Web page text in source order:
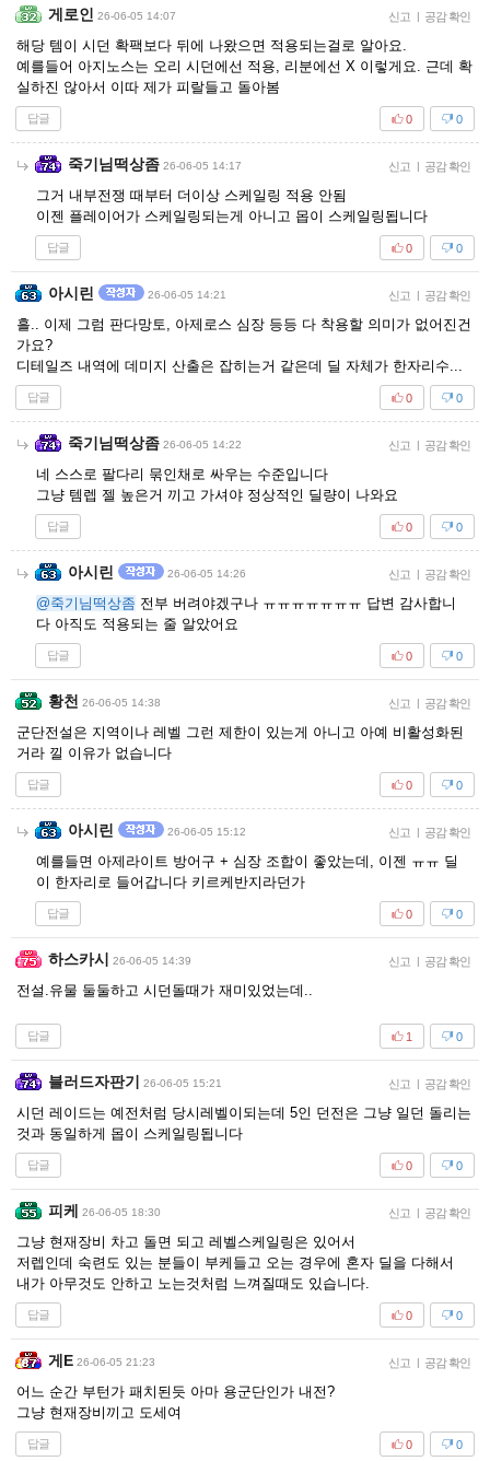
게로인 26-06-05 14:07 신고 | 공감 확인
해당 템이 시던 확팩보다 뒤에 나왔으면 적용되는걸로 알아요.
예를들어 아지노스는 오리 시던에선 적용, 리분에선 X 이렇게요. 근데 확
실하진 않아서 이따 제가 피랄들고 돌아봄
답글 0
0
죽기님떡상좀 26-06-05 14:17 신고 | 공감 확인
그거 내부전쟁 때부터 더이상 스케일링 적용 안됨
이젠 플레이어가 스케일링되는게 아니고 몹이 스케일링됩니다
답글 0
0
아시린 26-06-05 14:21 신고 | 공감 확인
흘.. 이제 그럼 판다망토, 아제로스 심장 등등 다 착용할 의미가 없어진건
가요?
디테일즈 내역에 데미지 산출은 잡히는거 같은데 딜 자체가 한자리수...
답글 0
0
죽기님떡상좀 26-06-05 14:22 신고 | 공감 확인
네 스스로 팔다리 묶인채로 싸우는 수준입니다
그냥 템렙 젤 높은거 끼고 가셔야 정상적인 딜량이 나와요
답글 0
0
아시린 26-06-05 14:26 신고 | 공감 확인
@죽기님떡상좀 전부 버려야겠구나 ㅠㅠㅠㅠㅠㅠㅠ 답변 감사합니
다 아직도 적용되는 줄 알았어요
답글 0
0
황천 26-06-05 14:38 신고 | 공감 확인
군단전설은 지역이나 레벨 그런 제한이 있는게 아니고 아예 비활성화된
거라 낄 이유가 없습니다
답글 0
0
아시린 26-06-05 15:12 신고 | 공감 확인
예를들면 아제라이트 방어구 + 심장 조합이 좋았는데, 이젠 ㅠㅠ 딜
이 한자리로 들어갑니다 키르케반지라던가
답글 0
0
하스카시 26-06-05 14:39 신고 | 공감 확인
전설.유물 둘둘하고 시던돌때가 재미있었는데..
답글 0
1
블러드자판기 26-06-05 15:21 신고 | 공감 확인
시던 레이드는 예전처럼 당시레벨이되는데 5인 던전은 그냥 일던 돌리는
것과 동일하게 몹이 스케일링됩니다
답글 0
0
피케 26-06-05 18:30 신고 | 공감 확인
그냥 현재장비 차고 돌면 되고 레벨스케일링은 있어서
저렙인데 숙련도 있는 분들이 부케들고 오는 경우에 혼자 딜을 다해서
내가 아무것도 안하고 노는것처럼 느껴질때도 있습니다.
답글 0
0
게E 26-06-05 21:23 신고 | 공감 확인
어느 순간 부턴가 패치된듯 아마 용군단인가 내전?
그냥 현재장비끼고 도세여
답글 0
0